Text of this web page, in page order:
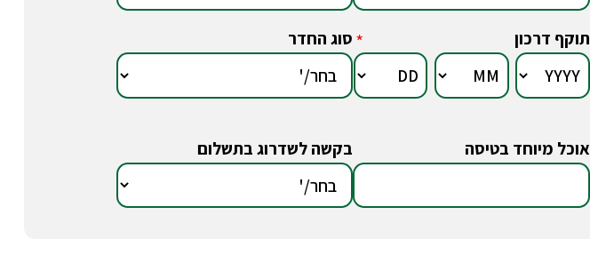
תוקף דרכון *סוג החדר
אוכל מיוחד בטיסה בקשה לשדרוג בתשלום